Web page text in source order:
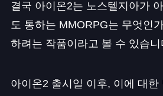
결국 아이온2는 노스텔지아가
도 통하는 MMORPG는 무엇인
하려는 작품이라고 볼 수 있습니
아이온2 출시일 이후, 이에 대한